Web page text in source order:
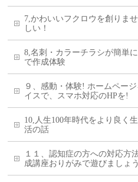
7,かわいいフクロウを創りま
しい！
8,名刺・カラーチラシが簡単
で作成体験
９、感動・体験! ホームペー
イスで、スマホ対応のHPを!
10,人生100年時代をより良く
活の話
１１、認知症の方への対応方
成講座おりがみで遊びましょ